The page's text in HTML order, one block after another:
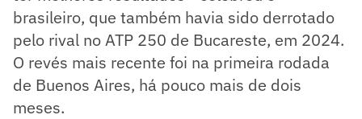
brasileiro, que também havia sido derrotado
pelo rival no ATP 250 de Bucareste, em 2024.
O revés mais recente foi na primeira rodada
de Buenos Aires, há pouco mais de dois
meses.